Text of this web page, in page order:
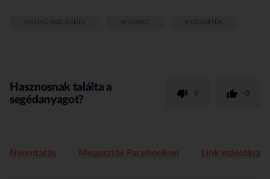
ONLINE VISELKEDÉS INTERNET VIDEÓJÁTÉK
Hasznosnak találta a
segédanyagot?
0 0
Nyomtatás Megosztás Facebookon Link másolása